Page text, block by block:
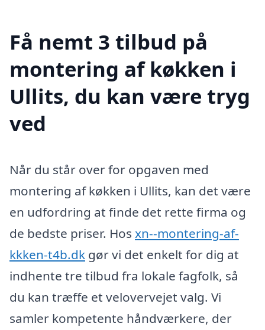
Få nemt 3 tilbud på
montering af køkken i
Ullits, du kan være tryg
ved
Når du står over for opgaven med
montering af køkken i Ullits, kan det være
en udfordring at finde det rette firma og
de bedste priser. Hos xn--montering-af-
kkken-t4b.dk gør vi det enkelt for dig at
indhente tre tilbud fra lokale fagfolk, så
du kan træffe et velovervejet valg. Vi
samler kompetente håndværkere, der